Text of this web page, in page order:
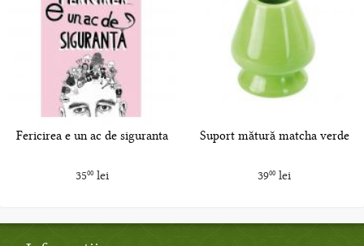
Fericirea e un ac de siguranta
3500lei
Suport mătură matcha verde
3900lei